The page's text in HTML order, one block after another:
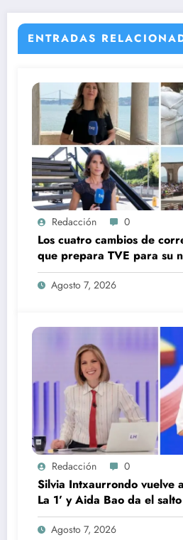
ENTRADAS
Redacción 0
Los cuatro cambios de
que prepara TVE para su
temporada
Agosto 7, 2026
Redacción 0
Silvia Intxaurrondo vuelve
La 1’ y Aida Bao da el
360’
Agosto 7, 2026